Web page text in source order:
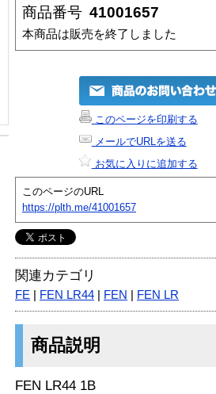
商品番号 41001657
本商品は販売を終了しました
このページを印刷する
メールでURLを送る
お気に入りに追加する
このページのURL
https://plth.me/41001657
関連カテゴリ
FE FEN LR44 FEN FEN LR
商品説明
FEN LR44 1B